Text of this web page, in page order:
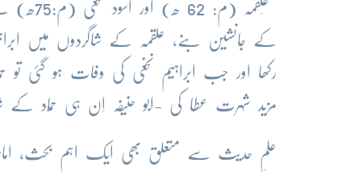
عَلقمہ
کے جانشین بنے، علقمہ کے شاگردوں میں
رکھا اور جب ابراہیم نخعی کی وفات ہو گئی تو
مزید شہرت عطا کی -ابو حنیفہ اِن ہی حمّاد کے
علمِ حدیث سے متعلق بھی ایک اہم بحث،